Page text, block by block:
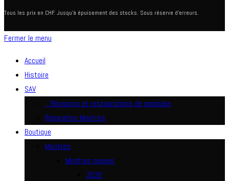
Tous les prix en CHF. Jusqu'à épuisement des stocks. Sous réserve d'erreurs.
Fermer le menu
Accueil
Histoire
SAV
…Révisions et restaurations de pendules
Réparation Montres
Boutique
Montres
Montres neuves
2026